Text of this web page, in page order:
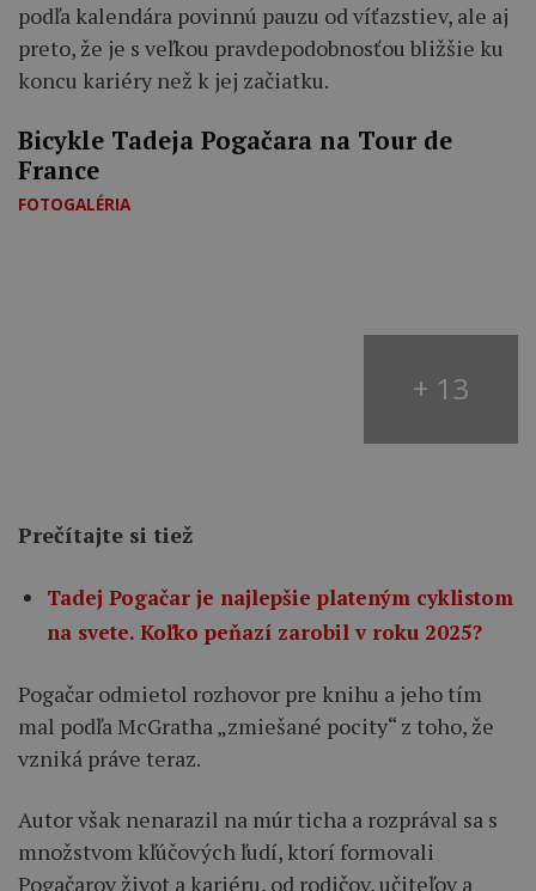
podľa kalendára povinnú pauzu od víťazstiev, ale aj
preto, že je s veľkou pravdepodobnosťou bližšie ku
koncu kariéry než k jej začiatku.
Bicykle Tadeja Pogačara na Tour de
France
FOTOGALÉRIA
+ 13
Prečítajte si tiež
Tadej Pogačar je najlepšie plateným cyklistom
na svete. Koľko peňazí zarobil v roku 2025?
Pogačar odmietol rozhovor pre knihu a jeho tím
mal podľa McGratha „zmiešané pocity“ z toho, že
vzniká práve teraz.
Autor však nenarazil na múr ticha a rozprával sa s
množstvom kľúčových ľudí, ktorí formovali
Pogačarov život a kariéru, od rodičov, učiteľov a